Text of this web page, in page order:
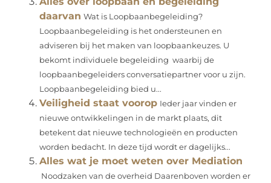
daarvan Wat is Loopbaanbegeleiding?
Loopbaanbegeleiding is het ondersteunen en
adviseren bij het maken van loopbaankeuzes. U
bekomt individuele begeleiding waarbij de
loopbaanbegeleiders conversatiepartner voor u zijn.
Loopbaanbegeleiding bied u...
Veiligheid staat voorop Ieder jaar vinden er
nieuwe ontwikkelingen in de markt plaats, dit
betekent dat nieuwe technologieën en producten
worden bedacht. In deze tijd wordt er dagelijks...
Alles wat je moet weten over Mediation
Noodzaken van de overheid Daarenboven worden er